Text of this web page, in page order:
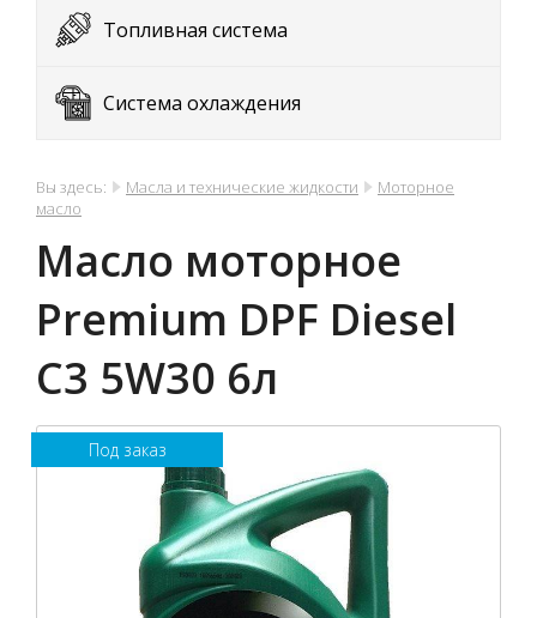
Топливная система
Система охлаждения
Вы здесь: Масла и технические жидкости
Моторное
масло
Масло моторное
Premium DPF Diesel
C3 5W30 6л
Под заказ